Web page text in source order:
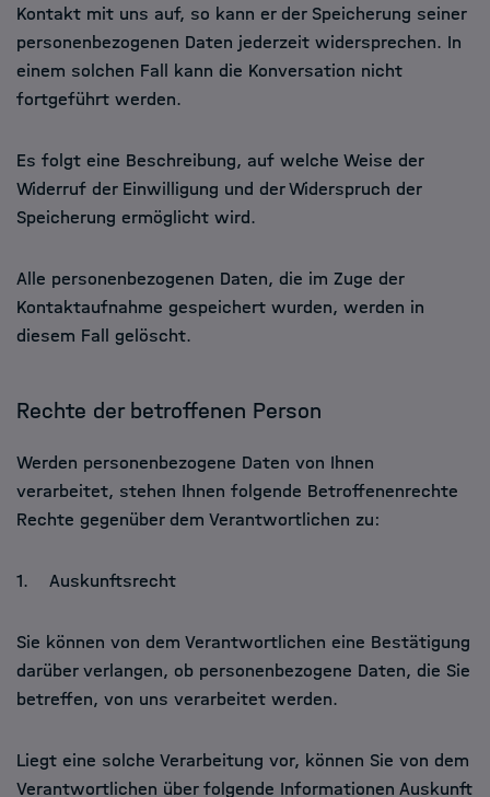
Kontakt mit uns auf, so kann er der Speicherung seiner
personenbezogenen Daten jederzeit widersprechen. In
einem solchen Fall kann die Konversation nicht
fortgeführt werden.
Es folgt eine Beschreibung, auf welche Weise der
Widerruf der Einwilligung und der Widerspruch der
Speicherung ermöglicht wird.
Alle personenbezogenen Daten, die im Zuge der
Kontaktaufnahme gespeichert wurden, werden in
diesem Fall gelöscht.
Rechte der betroffenen Person
Werden personenbezogene Daten von Ihnen
verarbeitet, stehen Ihnen folgende Betroffenenrechte
Rechte gegenüber dem Verantwortlichen zu:
1. Auskunftsrecht
Sie können von dem Verantwortlichen eine Bestätigung
darüber verlangen, ob personenbezogene Daten, die Sie
betreffen, von uns verarbeitet werden.
Liegt eine solche Verarbeitung vor, können Sie von dem
Verantwortlichen über folgende Informationen Auskunft